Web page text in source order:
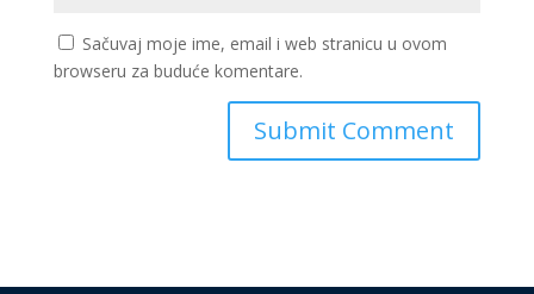
Sačuvaj moje ime, email i web stranicu u ovom
browseru za buduće komentare.